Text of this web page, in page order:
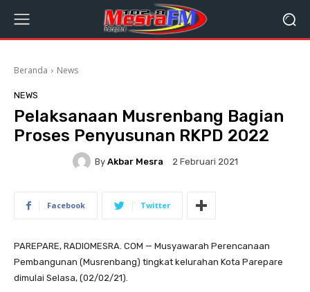
Beranda News
NEWS
Pelaksanaan Musrenbang Bagian
Proses Penyusunan RKPD 2022
By Akbar Mesra 2 Februari 2021
Facebook Twitter
PAREPARE, RADIOMESRA. COM — Musyawarah Perencanaan
Pembangunan (Musrenbang) tingkat kelurahan Kota Parepare
dimulai Selasa, (02/02/21).